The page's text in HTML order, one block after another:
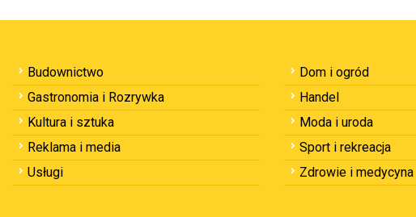
Budownictwo Dom i ogród
Gastronomia i Rozrywka
Handel
Kultura i sztuka
Moda i uroda
Reklama i media
Sport i rekreacja
Usługi
Zdrowie i medycyna